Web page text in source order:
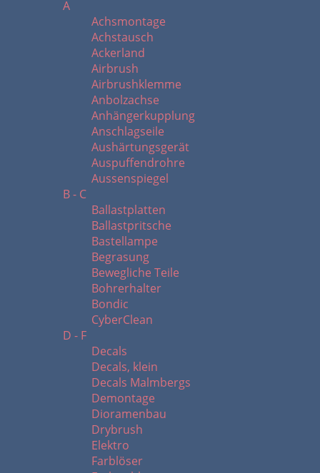
A
Achsmontage
Achstausch
Ackerland
Airbrush
Airbrushklemme
Anbolzachse
Anhängerkupplung
Anschlagseile
Aushärtungsgerät
Auspuffendrohre
Aussenspiegel
B - C
Ballastplatten
Ballastpritsche
Bastellampe
Begrasung
Bewegliche Teile
Bohrerhalter
Bondic
CyberClean
D - F
Decals
Decals, klein
Decals Malmbergs
Demontage
Dioramenbau
Drybrush
Elektro
Farblöser